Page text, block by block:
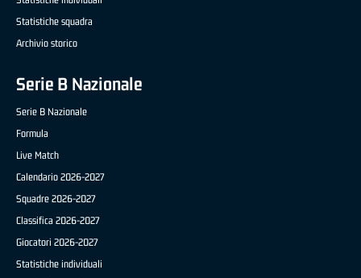
Statistiche squadra
Archivio storico
Serie B Nazionale
Serie B Nazionale
Formula
Live Match
Calendario 2026-2027
Squadre 2026-2027
Classifica 2026-2027
Giocatori 2026-2027
Statistiche individuali